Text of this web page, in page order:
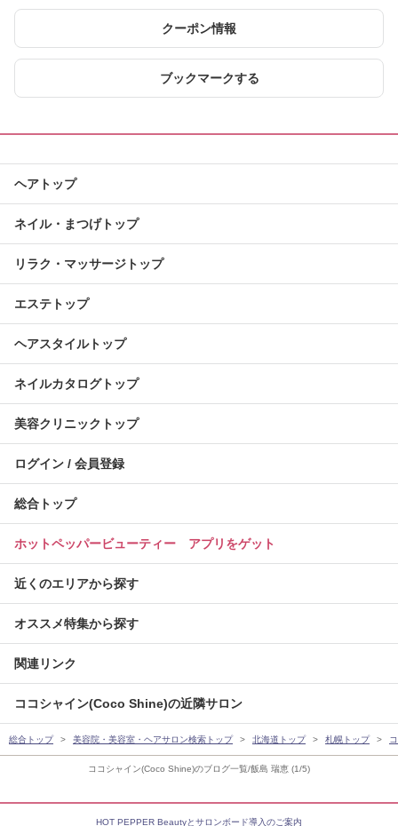
ココシャイン(Coco Shine)のブログ一覧/飯島 瑞恵 (1/5)
クーポン情報
ブックマークする
ヘアトップ
ネイル・まつげトップ
リラク・マッサージトップ
エステトップ
ヘアスタイルトップ
ネイルカタログトップ
美容クリニックトップ
ログイン / 会員登録
総合トップ
ホットペッパービューティー アプリをゲット
近くのエリアから探す
オススメ特集から探す
関連リンク
ココシャイン(Coco Shine)の近隣サロン
総合トップ 美容院・美容室・ヘアサロン検索トップ 北海道トップ 札幌トップ
HOT PEPPER Beautyとサロンボード導入のご案内